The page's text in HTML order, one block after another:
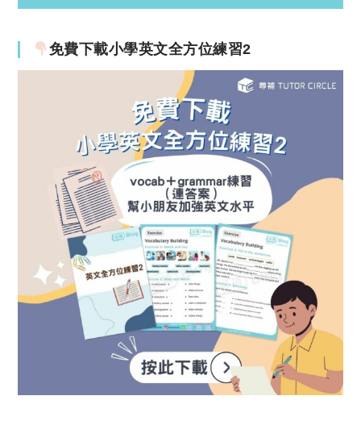
免費下載小學英文全方位練習2